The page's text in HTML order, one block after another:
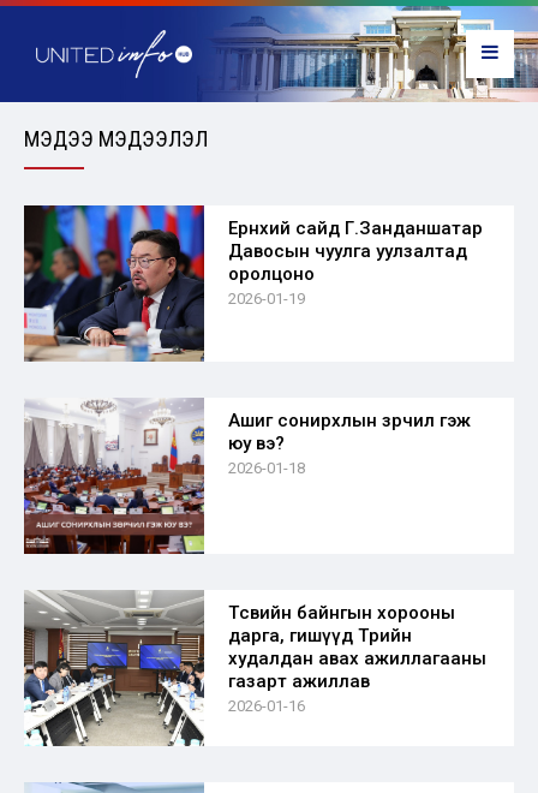
МЭДЭЭ МЭДЭЭЛЭЛ
Ерөнхий сайд Г.Занданшатар
Давосын чуулга уулзалтад
оролцоно
2026-01-19
Ашиг сонирхлын зөрчил гэж
юу вэ?
2026-01-18
Төсвийн байнгын хорооны
дарга, гишүүд Төрийн
худалдан авах ажиллагааны
газарт ажиллав
2026-01-16